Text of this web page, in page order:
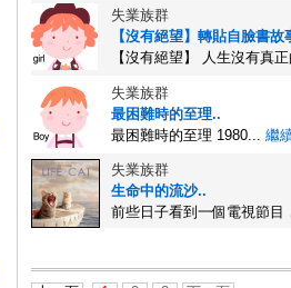
失業族群
【沒有絕望】轉貼自臉書故
【沒有絕望】 人生沒有真
失業族群
最困難時的至理..
最困難時的至理 1980... 繼
失業族群
生命中的流沙..
前些日子看到一個電視節